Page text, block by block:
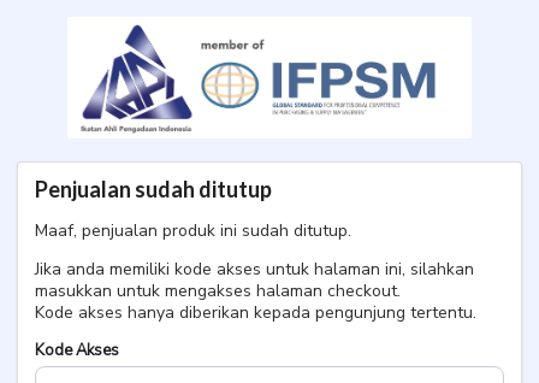
Penjualan sudah ditutup
Maaf, penjualan produk ini sudah ditutup.
Jika anda memiliki kode akses untuk halaman ini, silahkan
masukkan untuk mengakses halaman checkout.
Kode akses hanya diberikan kepada pengunjung tertentu.
Kode Akses